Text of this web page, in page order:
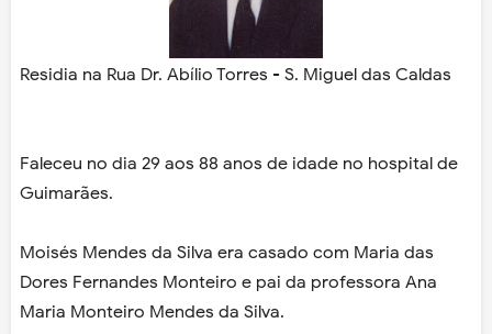
Residia na Rua Dr. Abílio Torres - S. Miguel das Caldas
Faleceu no dia 29 aos 88 anos de idade no hospital de
Guimarães.
Moisés Mendes da Silva era casado com Maria das
Dores Fernandes Monteiro e pai da professora Ana
Maria Monteiro Mendes da Silva.